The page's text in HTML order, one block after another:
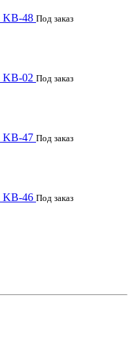
KB-48 Под заказ
KB-02 Под заказ
KB-47 Под заказ
KB-46 Под заказ